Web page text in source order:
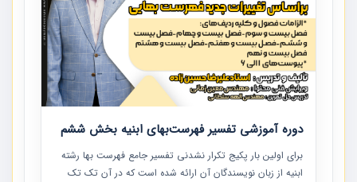
دوره آموزشی تفسیر فهرست‌بهای ابنیه بخش ششم
برای اولین بار پکیج تکرار نشدنی تفسیر جامع فهرست بها رشته
ابنیه از زبان نویسندگان آن ارائه شده است که در آن تک تک